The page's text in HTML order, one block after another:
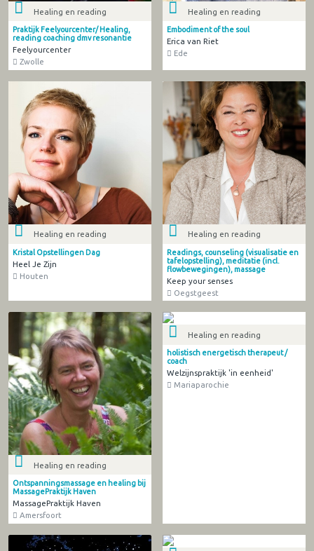
Healing en reading
Praktijk Feelyourcenter/ Healing,
reading coaching dmv resonantie
Feelyourcenter
Zwolle
Healing en reading
Embodiment of the soul
Erica van Riet
Ede
Healing en reading
Kristal Opstellingen Dag
Heel Je Zijn
Houten
Healing en reading
Readings, counseling (visualisatie en
tafelopstelling), meditatie (incl.
flowbewegingen), massage
Keep your senses
Oegstgeest
Healing en reading
Ontspanningsmassage en healing bij
MassagePraktijk Haven
MassagePraktijk Haven
Amersfoort
Healing en reading
holistisch energetisch therapeut /
coach
Welzijnspraktijk 'in eenheid'
Mariaparochie